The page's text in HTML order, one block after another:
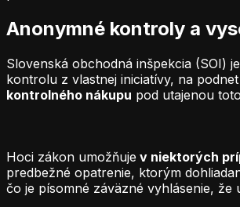
Anonymné kontroly a
Slovenská obchodná inšpekcia (SOI)
kontrolu z vlastnej iniciatívy, na
kontrolného nákupu pod utajenou
Hoci zákon umožňuje v niektorých
predbežné opatrenie, ktorým
čo je písomné záväzné vyhlásenie,